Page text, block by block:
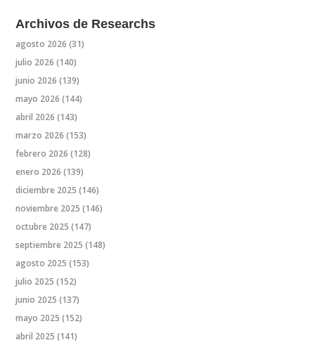
Archivos de Researchs
agosto 2026 (31)
julio 2026 (140)
junio 2026 (139)
mayo 2026 (144)
abril 2026 (143)
marzo 2026 (153)
febrero 2026 (128)
enero 2026 (139)
diciembre 2025 (146)
noviembre 2025 (146)
octubre 2025 (147)
septiembre 2025 (148)
agosto 2025 (153)
julio 2025 (152)
junio 2025 (137)
mayo 2025 (152)
abril 2025 (141)